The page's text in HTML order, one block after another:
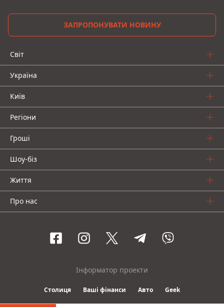
ЗАПРОПОНУВАТИ НОВИНУ
Світ
Україна
Київ
Регіони
Гроші
Шоу-біз
Життя
Про нас
Інформатор проекти
Столиця Ваші фінанси Авто Geek